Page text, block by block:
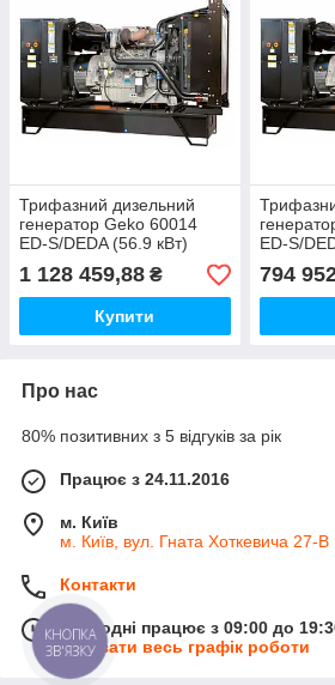
Трифазний дизельний
генератор Geko 60014
ED-S/DEDA (56.9 кВт)
1 128 459,88 ₴
Купити
ED-S/
794
Про нас
80% позитивних з 5 відгуків за рік
Працює з 24.11.2016
м. Київ
м. Київ, вул. Гната Хоткевича 27-В
Контакти
Сьогодні працює з 09:00 до
Показати весь графік роботи
КНОПКА
ЗВ'ЯЗКУ